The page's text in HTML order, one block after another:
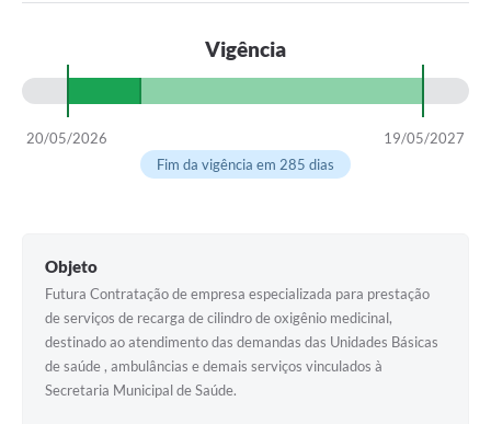
Vigência
20/05/2026
19/05/2027
Fim da vigência em 285 dias
Objeto
Futura Contratação de empresa especializada para prestação
de serviços de recarga de cilindro de oxigênio medicinal,
destinado ao atendimento das demandas das Unidades Básicas
de saúde , ambulâncias e demais serviços vinculados à
Secretaria Municipal de Saúde.